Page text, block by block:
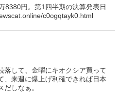
8380円。第1四半期の決算発表日
c0ogqtayk0.html
落して、金曜にキオクシア買って
、来週に爆上げ利確できれば日本
しなぁ。